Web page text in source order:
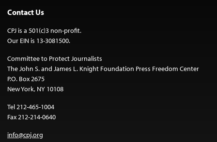
Contact Us
CPJ is a 501(c)3 non-profit.
Our EIN is 13-3081500.
Committee to Protect Journalists
The John S. and James L. Knight Foundation Press Freedom Center
P.O. Box 2675
New York, NY 10108
Tel 212-465-1004
Fax 212-214-0640
info@cpj.org